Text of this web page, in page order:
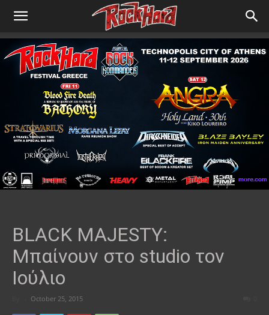
BLACK MAJESTY:
Μπαίνουν στο studio τον
Ιούλιο
October 25, 2015